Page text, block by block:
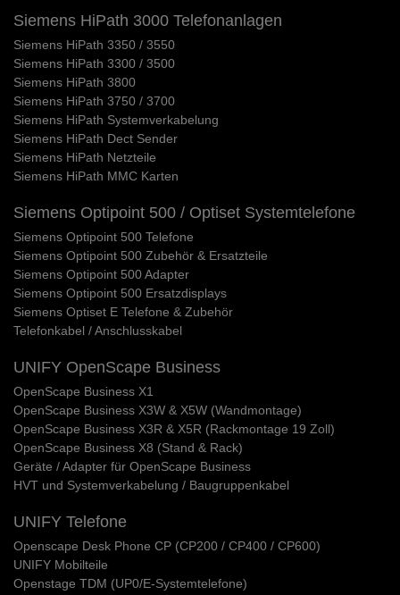
Siemens HiPath 3000 Telefonanlagen
Siemens HiPath 3350 / 3550
Siemens HiPath 3300 / 3500
Siemens HiPath 3800
Siemens HiPath 3750 / 3700
Siemens HiPath Systemverkabelung
Siemens HiPath Dect Sender
Siemens HiPath Netzteile
Siemens HiPath MMC Karten
Siemens Optipoint 500 / Optiset Systemtelefone
Siemens Optipoint 500 Telefone
Siemens Optipoint 500 Zubehör & Ersatzteile
Siemens Optipoint 500 Adapter
Siemens Optipoint 500 Ersatzdisplays
Siemens Optiset E Telefone & Zubehör
Telefonkabel / Anschlusskabel
UNIFY OpenScape Business
OpenScape Business X1
OpenScape Business X3W & X5W (Wandmontage)
OpenScape Business X3R & X5R (Rackmontage 19 Zoll)
OpenScape Business X8 (Stand & Rack)
Geräte / Adapter für OpenScape Business
HVT und Systemverkabelung / Baugruppenkabel
UNIFY Telefone
Openscape Desk Phone CP (CP200 / CP400 / CP600)
UNIFY Mobilteile
Openstage TDM (UP0/E-Systemtelefone)